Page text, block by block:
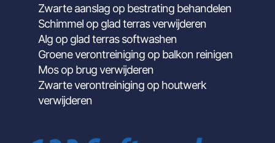
Zwarte aanslag op bestrating behandelen
Schimmel op glad terras verwijderen
Alg op glad terras softwashen
Groene verontreiniging op balkon reinigen
Mos op brug verwijderen
Zwarte verontreiniging op houtwerk
verwijderen